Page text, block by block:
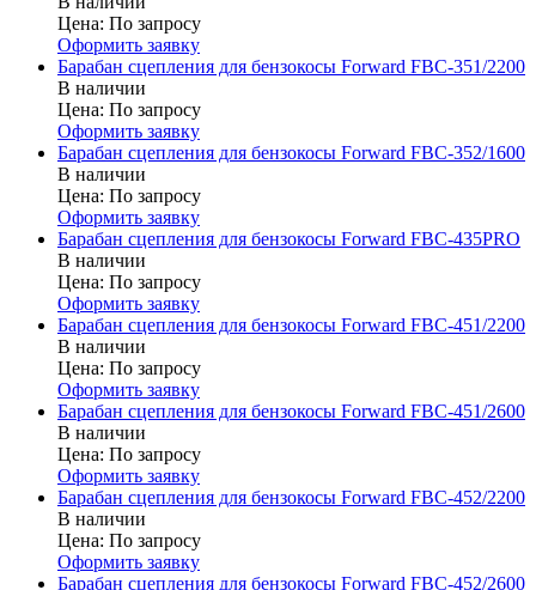
Цена: По запросу
Оформить заявку
Барабан сцепления для бензокосы Forward FBC-351/2200
В наличии
Цена: По запросу
Оформить заявку
Барабан сцепления для бензокосы Forward FBC-352/1600
В наличии
Цена: По запросу
Оформить заявку
Барабан сцепления для бензокосы Forward FBC-435PRO
В наличии
Цена: По запросу
Оформить заявку
Барабан сцепления для бензокосы Forward FBC-451/2200
В наличии
Цена: По запросу
Оформить заявку
Барабан сцепления для бензокосы Forward FBC-451/2600
В наличии
Цена: По запросу
Оформить заявку
Барабан сцепления для бензокосы Forward FBC-452/2200
В наличии
Цена: По запросу
Оформить заявку
Барабан сцепления для бензокосы Forward FBC-452/2600